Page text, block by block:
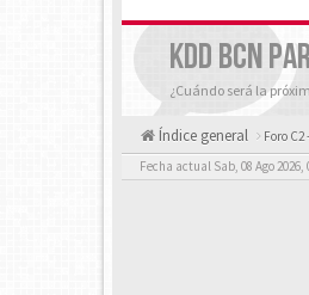
KDD BCN
¿Cuándo será la
Índice general Foro C2
Fecha actual Sab, 08 Ago 2026,